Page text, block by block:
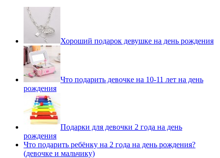
Хороший подарок девушке на день рождения
Что подарить девочке на 10-11 лет на день
рождения
Подарки для девочки 2 года на день
рождения
Что подарить ребёнку на 2 года на день рождения?
(девочке и мальчику)